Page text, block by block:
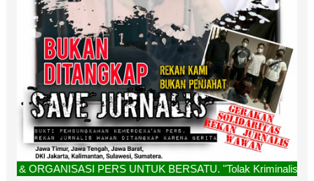
PERS UNTUK BERSATU. "Tolak Kriminalisasi